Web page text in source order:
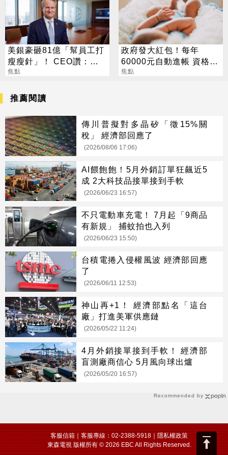
美銀豪砸81億「幫員工打
瘦瘦針」！ CEO讚：一
項值得的投資
焦點
政府發大紅包！每年
60000元自動進帳 資格一
次看
焦點
Recommended by
推薦閱讀
傳川普擬對多晶矽「徵15%關
稅」 經濟部回應了
(2026/08/06 17:06)
AI餵飽飽！5月外銷訂單狂飆近5
成 2大科技品接單接到手軟
(2026/06/23 16:57)
不只電動車充電！ 7月起「9商品
有新規」 捕蚊拍也入列
(2026/06/23 15:50)
台積電捲入侵權風波 經濟部回應
了
(2026/06/11 12:53)
神山再+1！ 經濟部點名「這台
廠」打進美軍供應鏈
(2026/05/22 11:24)
4月外銷接單接到手軟！ 經濟部
盲測廠商信心 5月風向球出爐
(2026/05/20 16:57)
客服信箱｜客服專線：02-2388-5918｜隱私權政策
東森電視 版權所有 © 2026 EBC All Rights Reserved.